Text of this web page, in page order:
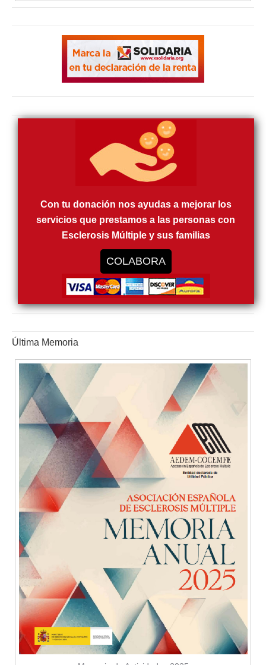
Con tu donación nos ayudas a mejorar los
servicios que prestamos a las personas con
Esclerosis Múltiple y sus familias
COLABORA
Última Memoria